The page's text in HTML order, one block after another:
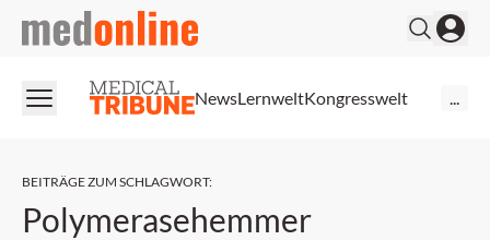
medonline
NewsLernweltKongresswelt
BEITRÄGE ZUM SCHLAGWORT:
Polymerasehemmer